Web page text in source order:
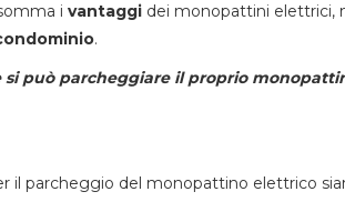
i vantaggi dei monopattini elettrici,
.
può parcheggiare il proprio
il parcheggio del monopattino elettrico